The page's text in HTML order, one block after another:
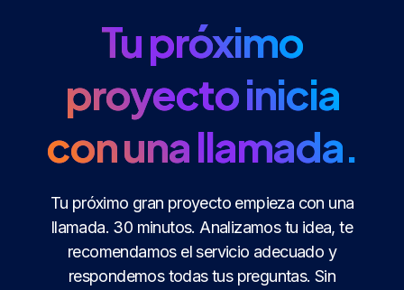
Tu próximo
proyecto inicia
con una llamada.
Tu próximo gran proyecto empieza con una
llamada. 30 minutos. Analizamos tu idea, te
recomendamos el servicio adecuado y
respondemos todas tus preguntas. Sin